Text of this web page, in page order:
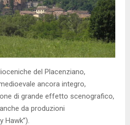
del Placenziano,
ancora integro,
di grande effetto scenografico,
da produzioni
Hawk”).